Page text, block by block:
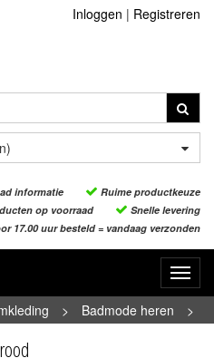
Inloggen | Registreren
informatie
Ruime productkeuze
op voorraad
Snelle levering
17.00 uur besteld = vandaag verzonden
> Badmode heren
>